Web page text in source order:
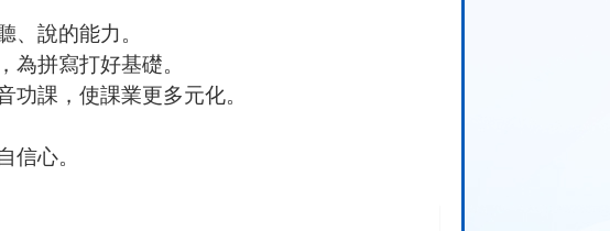
、說的能力。
為拼寫打好基礎。
功課，使課業更多元化。
心。